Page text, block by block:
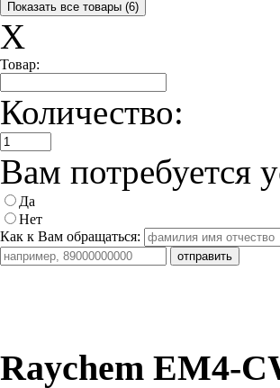
X
Товар:
Количество:
Вам потребуется
Да
Нет
Как к Вам обращаться:
Raychem EM4-